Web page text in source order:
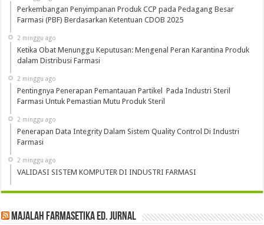
Perkembangan Penyimpanan Produk CCP pada Pedagang Besar
Farmasi (PBF) Berdasarkan Ketentuan CDOB 2025
2 minggu ago
Ketika Obat Menunggu Keputusan: Mengenal Peran Karantina Produk
dalam Distribusi Farmasi
2 minggu ago
Pentingnya Penerapan Pemantauan Partikel Pada Industri Steril
Farmasi Untuk Pemastian Mutu Produk Steril
2 minggu ago
Penerapan Data Integrity Dalam Sistem Quality Control Di Industri
Farmasi
2 minggu ago
VALIDASI SISTEM KOMPUTER DI INDUSTRI FARMASI
Majalah Farmasetika Ed. Jurnal